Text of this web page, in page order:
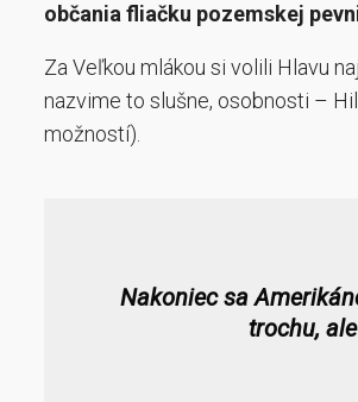
občania fliačku pozemskej
Za Veľkou mlákou si volili Hlavu
nazvime to slušne, osobnosti –
možností).
Nakoniec sa
trochu,